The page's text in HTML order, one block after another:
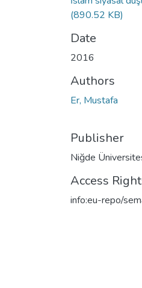
(890.52 KB)
Date
2016
Authors
Er, Mustafa
Publisher
Niğde
Access
info:eu-repo/